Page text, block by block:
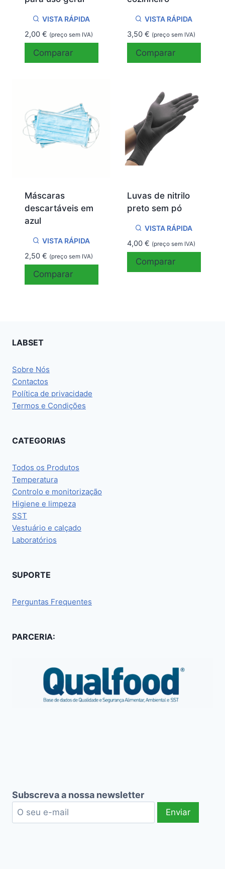
VISTA RÁPIDA
2,00 € (preço sem IVA)
Comparar
VISTA RÁPIDA
3,50 € (preço sem IVA)
Comparar
Máscaras
descartáveis em
azul
VISTA RÁPIDA
2,50 € (preço sem IVA)
Comparar
Luvas de nitrilo
preto sem pó
VISTA RÁPIDA
4,00 € (preço sem IVA)
Comparar
LABSET
Sobre Nós
Contactos
Política de privacidade
Termos e Condições
CATEGORIAS
Todos os Produtos
Temperatura
Controlo e monitorização
Higiene e limpeza
SST
Vestuário e calçado
Laboratórios
SUPORTE
Perguntas Frequentes
PARCERIA:
Subscreva a nossa newsletter